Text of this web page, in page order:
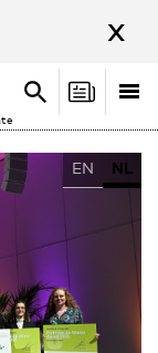
x
Search
Search
EN NL